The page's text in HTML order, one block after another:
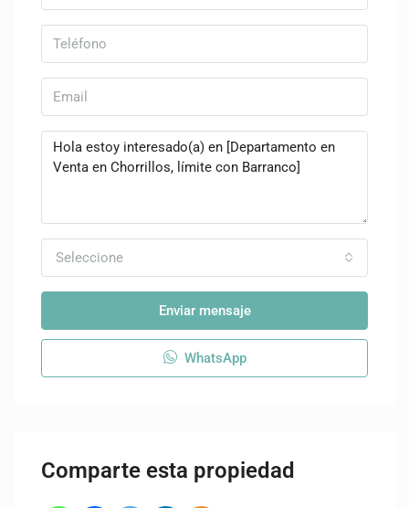
Seleccione
Enviar mensaje
WhatsApp
Comparte esta propiedad